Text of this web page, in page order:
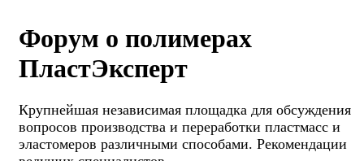
Форум о полимерах
ПластЭксперт
Крупнейшая независимая площадка для обсуждения
вопросов производства и переработки пластмасс и
эластомеров различными способами. Рекомендации